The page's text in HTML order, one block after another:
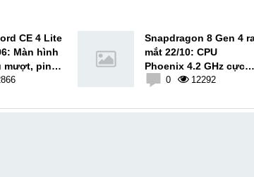
CE 4 Lite
Màn hình
mượt, pin
Snapdragon 8 Gen 4
mắt 22/10: CPU
Phoenix 4.2 GHz cực
khủng
0 12292